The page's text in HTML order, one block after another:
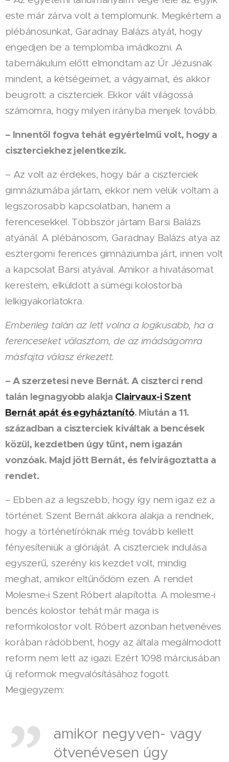
este már zárva volt a templomunk. Megkértem a
plébánosunkat, Garadnay Balázs atyát, hogy
engedjen be a templomba imádkozni. A
tabernákulum előtt elmondtam az Úr Jézusnak
mindent, a kétségeimet, a vágyaimat, és akkor
beugrott: a ciszterciek. Ekkor vált világossá
számomra, hogy milyen irányba menjek tovább.
– Innentől fogva tehát egyértelmű volt, hogy a
ciszterciekhez jelentkezik.
– Az volt az érdekes, hogy bár a ciszterciek
gimnáziumába jártam, ekkor nem velük voltam a
legszorosabb kapcsolatban, hanem a
ferencesekkel. Többször jártam Barsi Balázs
atyánál. A plébánosom, Garadnay Balázs atya az
esztergomi ferences gimnáziumba járt, innen volt
a kapcsolat Barsi atyával. Amikor a hivatásomat
kerestem, elküldött a sümegi kolostorba
lelkigyakorlatokra.
Emberileg talán az lett volna a logikusabb, ha a
ferenceseket választom, de az imádságomra
másfajta válasz érkezett.
– A szerzetesi neve Bernát. A ciszterci rend
talán legnagyobb alakja Clairvaux-i Szent
Bernát apát és egyháztanító. Miután a 11.
században a ciszterciek kiváltak a bencések
közül, kezdetben úgy tűnt, nem igazán
vonzóak. Majd jött Bernát, és felvirágoztatta a
rendet.
– Ebben az a legszebb, hogy így nem igaz ez a
történet. Szent Bernát akkora alakja a rendnek,
hogy a történetíróknak még tovább kellett
fényesíteniük a glóriáját. A ciszterciek indulása
egyszerű, szerény kis kezdet volt, mindig
meghat, amikor eltűnődöm ezen. A rendet
Molesme-i Szent Róbert alapította. A molesme-i
bencés kolostor tehát már maga is
reformkolostor volt. Róbert azonban hetvenéves
korában rádöbbent, hogy az általa megálmodott
reform nem lett az igazi. Ezért 1098 márciusában
új reformok megvalósításához fogott.
Megjegyzem:
amikor negyven- vagy
ötvenévesen úgy